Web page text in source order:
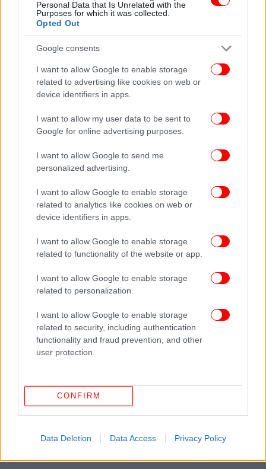
Personal Data that Is Unrelated with the
Purposes for which it was collected.
Opted Out
Google consents
I want to allow Google to enable storage
related to advertising like cookies on web or
device identifiers in apps.
I want to allow my user data to be sent to
Google for online advertising purposes.
I want to allow Google to send me
personalized advertising.
I want to allow Google to enable storage
related to analytics like cookies on web or
device identifiers in apps.
I want to allow Google to enable storage
related to functionality of the website or app.
I want to allow Google to enable storage
related to personalization.
I want to allow Google to enable storage
related to security, including authentication
functionality and fraud prevention, and other
user protection.
CONFIRM
Data Deletion Data Access Privacy Policy
πρώτοι όλες τις ειδήσεις
Δείτε όλες τις τελευταίεςΕιδήσειςαπό την Ελλάδα και τον Κόσμο,
ΔΙΑΒΑΣΤΕ ΠΕΡΙΣΣΟΤΕΡΑ ΚΥΡΙΆΚΟΣ ΜΗΤΣΟΤΆΚΗΣ ΣΤΊΒΟΣ
ΠΑΓΚΌΣΜΙΟ ΠΡΩΤΆΘΛΗΜΑ